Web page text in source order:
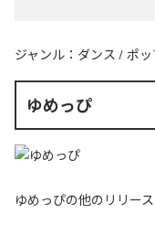
ジャンル： ダンス / ポッ
ゆめっぴ
ゆめっぴの他のリリース